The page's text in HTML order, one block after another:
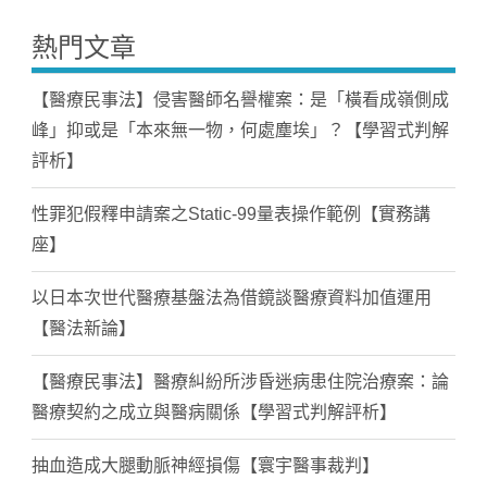
熱門文章
【醫療民事法】侵害醫師名譽權案：是「橫看成嶺側成
峰」抑或是「本來無一物，何處塵埃」？【學習式判解
評析】
性罪犯假釋申請案之Static-99量表操作範例【實務講
座】
以日本次世代醫療基盤法為借鏡談醫療資料加值運用
【醫法新論】
【醫療民事法】醫療糾紛所涉昏迷病患住院治療案：論
醫療契約之成立與醫病關係【學習式判解評析】
抽血造成大腿動脈神經損傷【寰宇醫事裁判】